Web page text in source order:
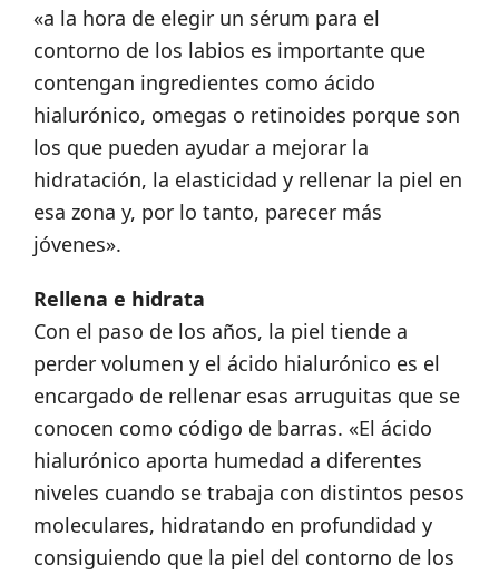
«a la hora de elegir un sérum para el
contorno de los labios es importante que
contengan ingredientes como ácido
hialurónico, omegas o retinoides porque son
los que pueden ayudar a mejorar la
hidratación, la elasticidad y rellenar la piel en
esa zona y, por lo tanto, parecer más
jóvenes».
Rellena e hidrata
Con el paso de los años, la piel tiende a
perder volumen y el ácido hialurónico es el
encargado de rellenar esas arruguitas que se
conocen como código de barras. «El ácido
hialurónico aporta humedad a diferentes
niveles cuando se trabaja con distintos pesos
moleculares, hidratando en profundidad y
consiguiendo que la piel del contorno de los